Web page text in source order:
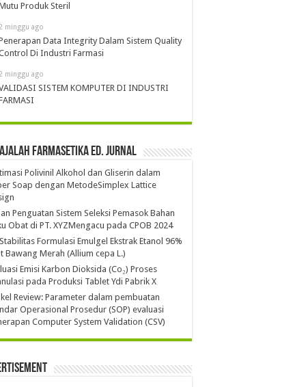
Produk Steril
minggu ago
Data Integrity Dalam Sistem Quality
Di Industri Farmasi
minggu ago
SISTEM KOMPUTER DI INDUSTRI
Farmasetika Ed. Jurnal
Polivinil Alkohol dan Gliserin dalam
Soap dengan MetodeSimplex Lattice
Penguatan Sistem Seleksi Pemasok Bahan
Obat di PT. XYZMengacu pada CPOB 2024
Formulasi Emulgel Ekstrak Etanol 96%
Bawang Merah (Allium cepa L.)
Emisi Karbon Dioksida (Co₂) Proses
pada Produksi Tablet Ydi Pabrik X
Review: Parameter dalam pembuatan
Operasional Prosedur (SOP) evaluasi
Computer System Validation (CSV)